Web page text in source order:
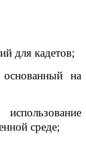
для кадетов;
на
среде;